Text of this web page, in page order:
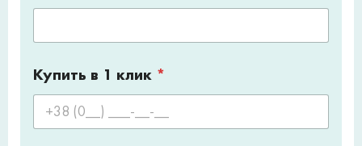
Купить в 1 клик *